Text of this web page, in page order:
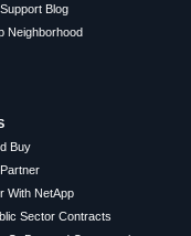
Blog
Neighborhood
Buy
With NetApp
Sector Contracts